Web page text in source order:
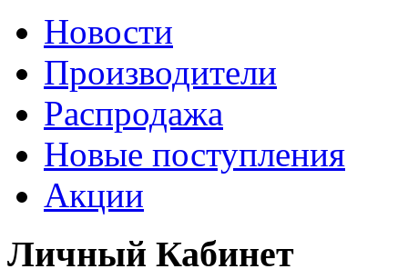
Новости
Производители
Распродажа
Новые поступления
Акции
Личный Кабинет